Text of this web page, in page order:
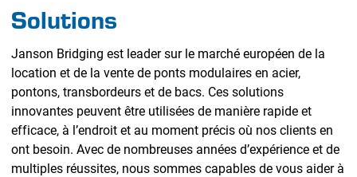
Solutions
Janson Bridging est leader sur le marché européen de la
location et de la vente de ponts modulaires en acier,
pontons, transbordeurs et de bacs. Ces solutions
innovantes peuvent être utilisées de manière rapide et
efficace, à l’endroit et au moment précis où nos clients en
ont besoin. Avec de nombreuses années d’expérience et de
multiples réussites, nous sommes capables de vous aider à